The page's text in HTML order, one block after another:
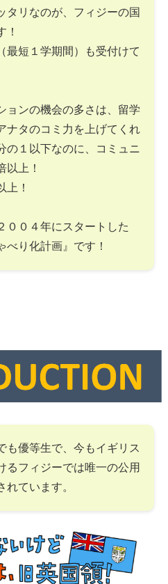
タリなのが、フィジーの国
！
最短１学期間）も受付けて
ョンの機会の多さは、留学
ナタのコミ力を上げてくれ
の１以下なのに、コミュニ
以上！
上！
００４年にスタートした
べり化計画』です！
も優等生で、今もイギリス
るフィジーでは唯一の公用
ています。